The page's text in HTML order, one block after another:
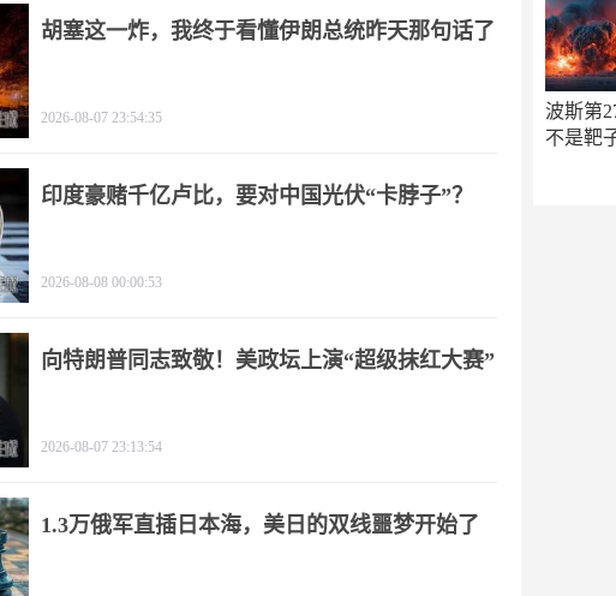
波斯第
不是靶
胡塞这一炸，我终于看懂伊朗总统昨天那句话了
2026-08-07 23:54:35
印度豪赌千亿卢比，要对中国光伏“卡脖子”？
2026-08-08 00:00:53
向特朗普同志致敬！美政坛上演“超级抹红大赛”
2026-08-07 23:13:54
1.3万俄军直插日本海，美日的双线噩梦开始了